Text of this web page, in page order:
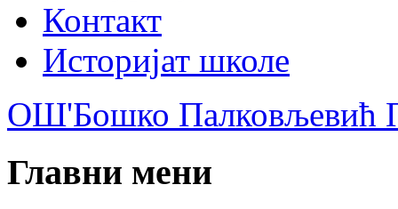
Контакт
Историјат школе
ОШ'Бошко Палковљевић
Главни мени